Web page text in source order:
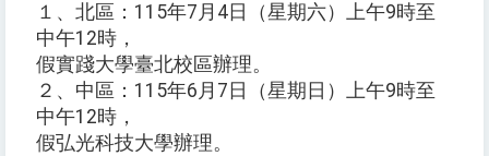
１、北區：115年7月4日（星期六）上午9時至
中午12時，
假實踐大學臺北校區辦理。
２、中區：115年6月7日（星期日）上午9時至
中午12時，
假弘光科技大學辦理。